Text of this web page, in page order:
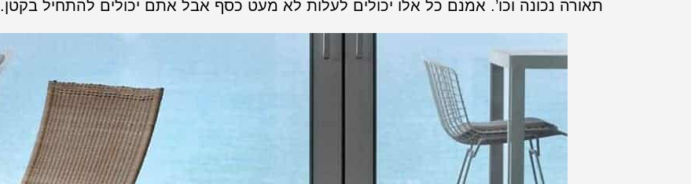
תאורה נכונה וכו’. אמנם כל אלו יכולים לעלות לא מעט כסף אבל אתם יכולים להתחיל בקטן.